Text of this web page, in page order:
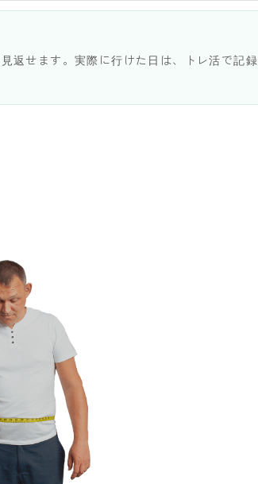
返せます。実際に行けた日は、トレ活で記録